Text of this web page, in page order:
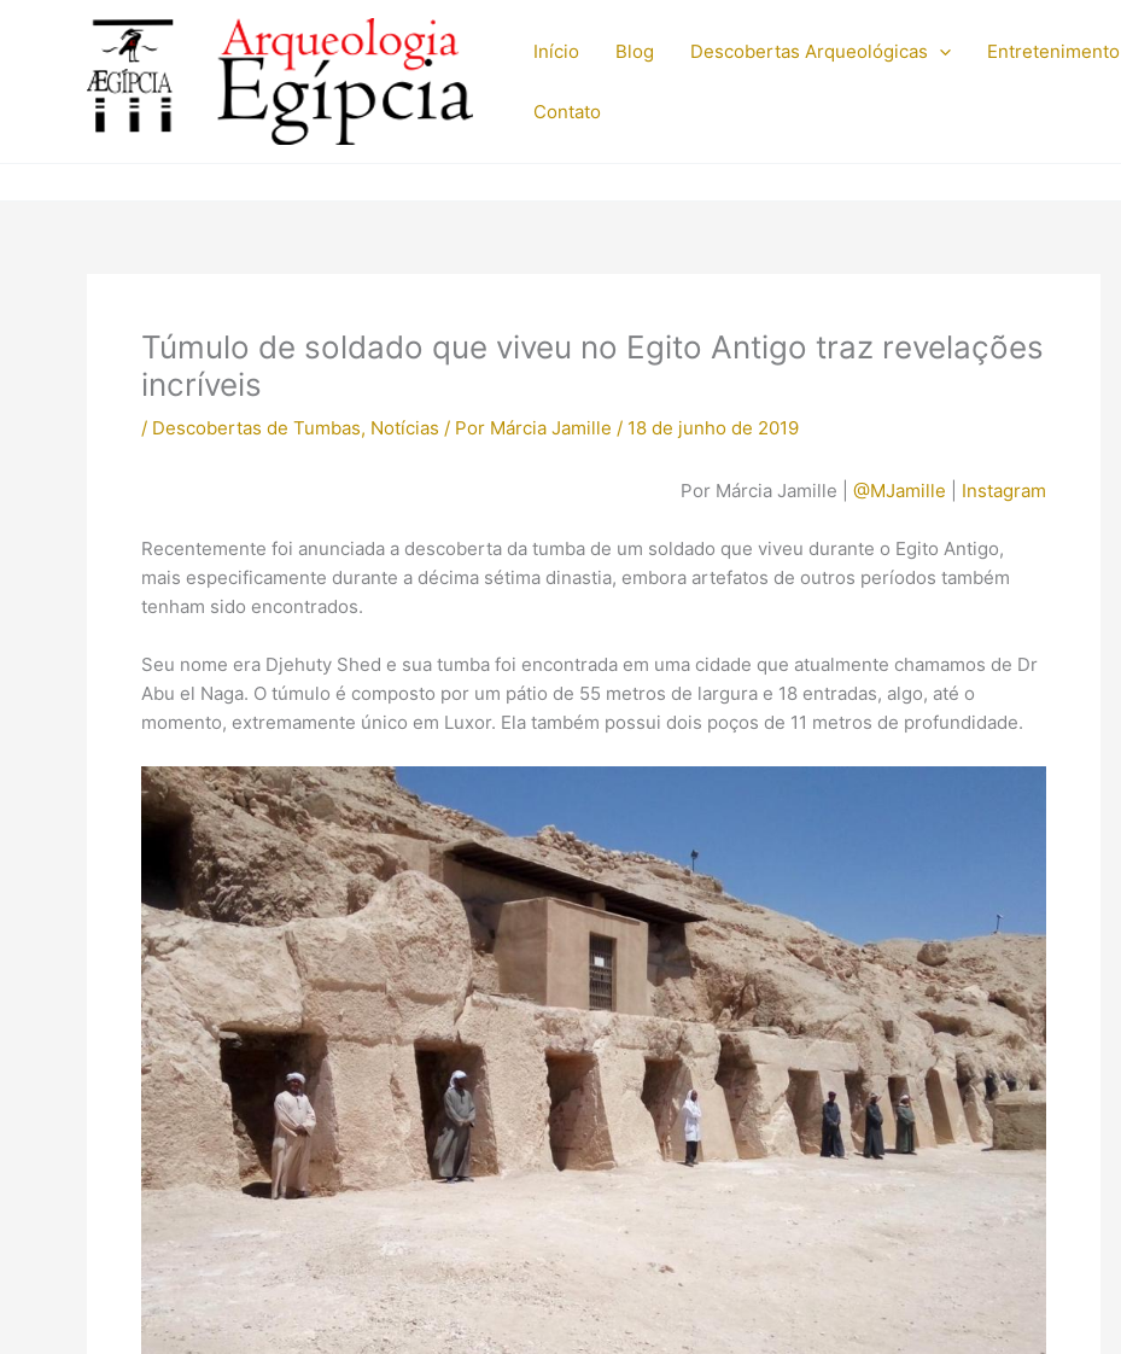
Início Blog Descobertas Arqueológicas Entretenimento
Contato
Túmulo de soldado que viveu no Egito Antigo traz revelações
incríveis
/ Descobertas de Tumbas, Notícias / Por Márcia Jamille / 18 de junho de 2019
Por Márcia Jamille | @MJamille Instagram
Recentemente foi anunciada a descoberta da tumba de um soldado que viveu durante o Egito Antigo,
mais especificamente durante a décima sétima dinastia, embora artefatos de outros períodos também
tenham sido encontrados.
Seu nome era Djehuty Shed e sua tumba foi encontrada em uma cidade que atualmente chamamos de Dr
Abu el Naga. O túmulo é composto por um pátio de 55 metros de largura e 18 entradas, algo, até o
momento, extremamente único em Luxor. Ela também possui dois poços de 11 metros de profundidade.